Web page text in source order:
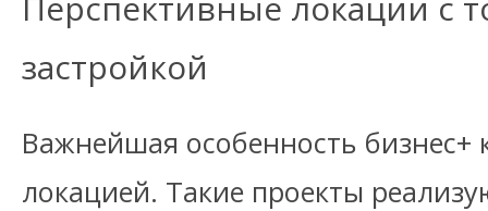
застройкой
Важнейшая особенность бизнес+
локацией. Такие проекты